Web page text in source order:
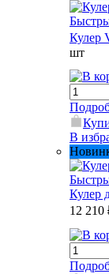
Кулер
шт
В
Кулер
12 210